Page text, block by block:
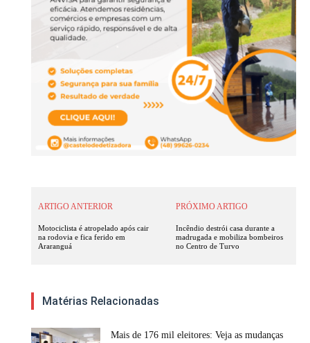
ARTIGO ANTERIOR
Motociclista é atropelado após cair
na rodovia e fica ferido em
Araranguá
PRÓXIMO ARTIGO
Incêndio destrói casa durante a
madrugada e mobiliza bombeiros
no Centro de Turvo
Matérias Relacionadas
Mais de 176 mil eleitores: Veja as mudanças